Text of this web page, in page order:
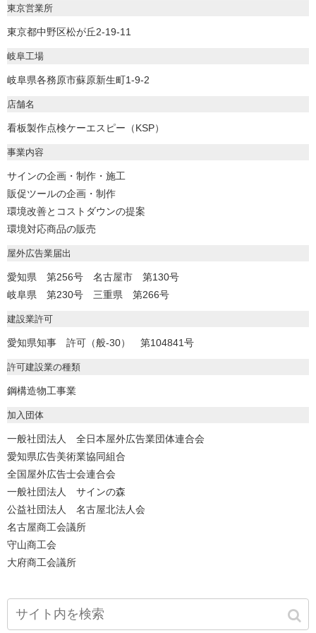
東京営業所
東京都中野区松が丘2-19-11
岐阜工場
岐阜県各務原市蘇原新生町1-9-2
店舗名
看板製作点検ケーエスピー（KSP）
事業内容
サインの企画・制作・施工
販促ツールの企画・制作
環境改善とコストダウンの提案
環境対応商品の販売
屋外広告業届出
愛知県 第256号 名古屋市 第130号
岐阜県 第230号 三重県 第266号
建設業許可
愛知県知事 許可（般-30） 第104841号
許可建設業の種類
鋼構造物工事業
加入団体
一般社団法人 全日本屋外広告業団体連合会
愛知県広告美術業協同組合
全国屋外広告士会連合会
一般社団法人 サインの森
公益社団法人 名古屋北法人会
名古屋商工会議所
守山商工会
大府商工会議所